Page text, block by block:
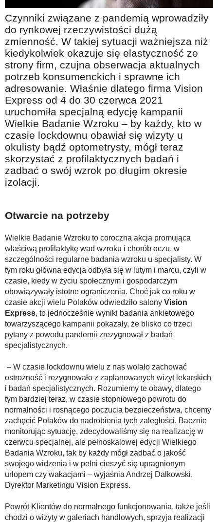
Na wesoło
Hobby i pasje
Żyj aktywnie
60plus - najcenniejsi klienci
Dobra opieka
Warto naśladować
Coś dla ducha
Smacznie i zdrowo
O finansach i społeczeństwie - edukacja nie tylko dla 60plus
Ciekawe książki
Stop samotności
Bezpiecznie i w zgodzie z prawem
Czynniki związane z pandemią wprowadziły
do rynkowej rzeczywistości dużą
zmienność. W takiej sytuacji ważniejsza niż
kiedykolwiek okazuje się elastyczność ze
strony firm, czujna obserwacja aktualnych
potrzeb konsumenckich i sprawne ich
adresowanie. Właśnie dlatego firma Vision
Express od 4 do 30 czerwca 2021
uruchomiła specjalną edycję kampanii
Wielkie Badanie Wzroku – by każdy, kto w
czasie lockdownu obawiał się wizyty u
okulisty bądź optometrysty, mógł teraz
skorzystać z profilaktycznych badań i
zadbać o swój wzrok po długim okresie
izolacji.
Otwarcie na potrzeby
Wielkie Badanie Wzroku to coroczna akcja promująca
właściwą profilaktykę wad wzroku i chorób oczu, w
szczególności regularne badania wzroku u specjalisty. W
tym roku główna edycja odbyła się w lutym i marcu, czyli w
czasie, kiedy w życiu społecznym i gospodarczym
obowiązywały istotne ograniczenia. Choć jak co roku w
czasie akcji wielu Polaków odwiedziło salony Vision
Express, to jednocześnie wyniki badania ankietowego
towarzyszącego kampanii pokazały, że blisko co trzeci
pytany z powodu pandemii zrezygnował z badań
specjalistycznych.
– W czasie lockdownu wielu z nas wolało zachować
ostrożność i rezygnowało z zaplanowanych wizyt lekarskich
i badań specjalistycznych. Rozumiemy te obawy, dlatego
tym bardziej teraz, w czasie stopniowego powrotu do
normalności i rosnącego poczucia bezpieczeństwa, chcemy
zachęcić Polaków do nadrobienia tych zaległości. Bacznie
monitorując sytuację, zdecydowaliśmy się na realizację w
czerwcu specjalnej, ale pełnoskalowej edycji Wielkiego
Badania Wzroku, tak by każdy mógł zadbać o jakość
swojego widzenia i w pełni cieszyć się upragnionym
urlopem czy wakacjami – wyjaśnia Andrzej Dalkowski,
Dyrektor Marketingu Vision Express.
Powrót Klientów do normalnego funkcjonowania, także jeśli
chodzi o wizyty w galeriach handlowych, sprzyja realizacji